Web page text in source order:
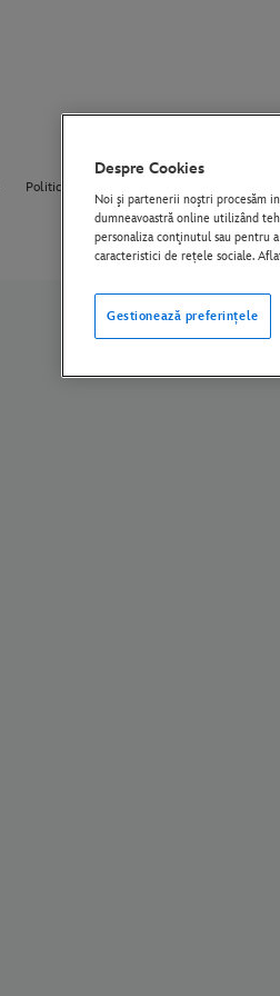
Politica de confidențialitate UE
© Disney
Despre Cookies
Noi şi partenerii noştri procesăm
dumneavoastră online utilizând
personaliza conţinutul sau pentru
caracteristici de rețele sociale.
Gestionează preferințele